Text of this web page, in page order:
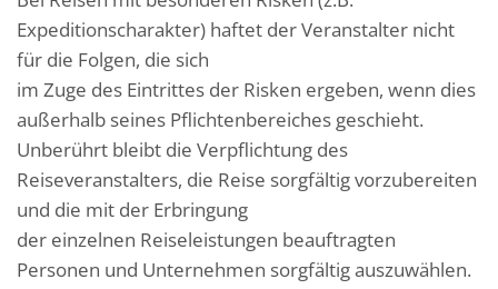
Expeditionscharakter) haftet der Veranstalter nicht
für die Folgen, die sich
im Zuge des Eintrittes der Risken ergeben, wenn dies
außerhalb seines Pflichtenbereiches geschieht.
Unberührt bleibt die Verpflichtung des
Reiseveranstalters, die Reise sorgfältig vorzubereiten
und die mit der Erbringung
der einzelnen Reiseleistungen beauftragten
Personen und Unternehmen sorgfältig auszuwählen.